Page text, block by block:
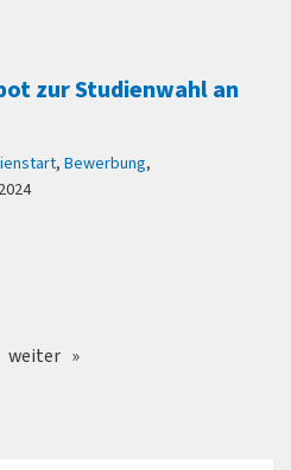
zur Studienwahl an
, Bewerbung,
weiter